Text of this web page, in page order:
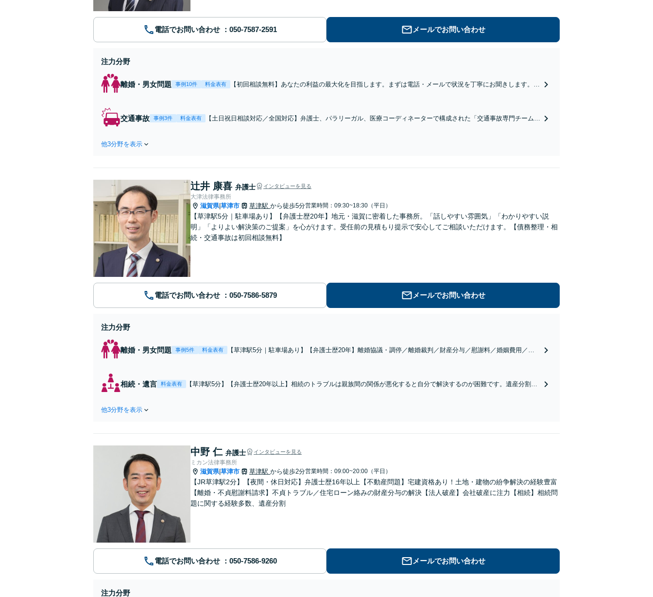
電話でお問い合わせ メールでお問い合わせ
注力分野
離婚・男女問題 事例10件 料金表有
【初回相談無料】あなたの利益の最大化を目指します。まずは電話・メールで状況を丁寧にお聞きします。
交通事故 事例3件 料金表有
【土日祝日相談対応／全国対応】弁護士、パラリーガル、医療コーディネーターで構成された「交通事故専門チーム」
他3分野を表示
辻井 康喜 弁護士 インタビューを見る
大津法律事務所
滋賀県|草津市 草津駅 から徒歩5分営業時間：09:30~18:30（平日）
【草津駅5分｜駐車場あり】【弁護士歴20年】地元・滋賀に密着した事務所。「話しやすい雰囲気」「わかりやすい説
明」「よりよい解決策のご提案」を心がけます。受任前の見積もり提示で安心してご相談いただけます。【債務整理・相
続・交通事故は初回相談無料】
電話でお問い合わせ メールでお問い合わせ
注力分野
離婚・男女問題 事例5件 料金表有
【草津駅5分｜駐車場あり】【弁護士歴20年】離婚協議・調停／離婚裁判／財産分与／慰謝料／婚姻費用／な
相続・遺言 料金表有
【草津駅5分】【弁護士歴20年以上】相続のトラブルは親族間の関係が悪化すると自分で解決するのが困難です。遺産分割協
他3分野を表示
中野 仁 弁護士 インタビューを見る
ミカン法律事務所
滋賀県|草津市 草津駅 から徒歩2分営業時間：09:00~20:00（平日）
【JR草津駅2分】【夜間・休日対応】弁護士歴16年以上【不動産問題】宅建資格あり！土地・建物の紛争解決の経験豊富
【離婚・不貞慰謝料請求】不貞トラブル／住宅ローン絡みの財産分与の解決【法人破産】会社破産に注力【相続】相続問
題に関する経験多数、遺産分割
電話でお問い合わせ メールでお問い合わせ
注力分野